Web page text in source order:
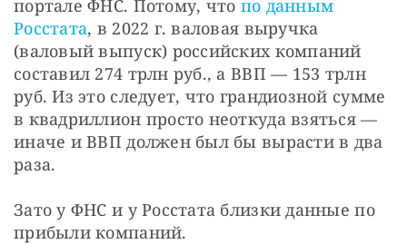
портале ФНС. Потому, что по данным
Росстата, в 2022 г. валовая выручка
(валовый выпуск) российских компаний
составил 274 трлн руб., а ВВП — 153 трлн
руб. Из это следует, что грандиозной сумме
в квадриллион просто неоткуда взяться —
иначе и ВВП должен был бы вырасти в два
раза.
Зато у ФНС и у Росстата близки данные по
прибыли компаний.